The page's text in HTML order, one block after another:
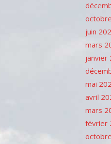
juin
mars
janvier
mai
avril
mars
février